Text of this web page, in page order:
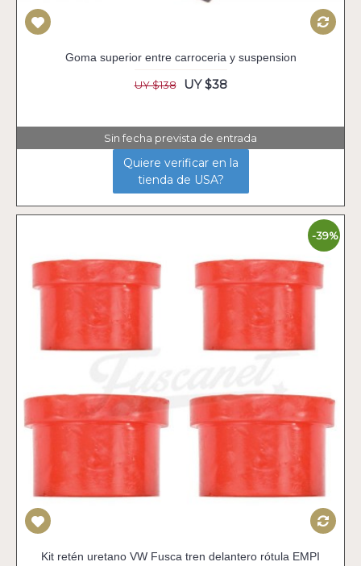
Goma superior entre carroceria y suspension
UY $138 UY $38
Sin fecha prevista de entrada
Quiere verificar en la
tienda de USA?
-39%
Kit retén uretano VW Fusca tren delantero rótula EMPI